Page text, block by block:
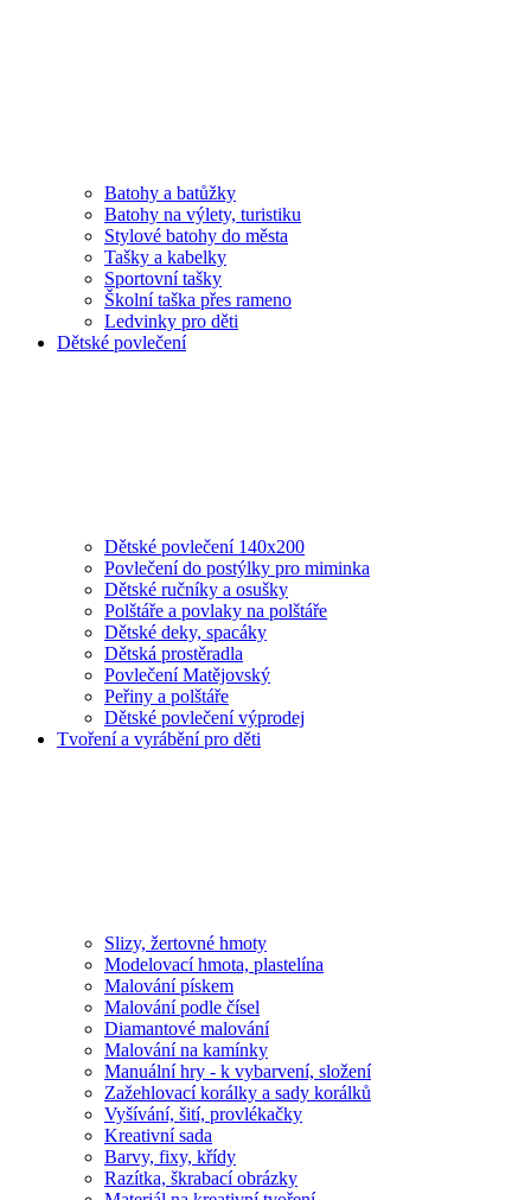
Batohy a batůžky
Batohy na výlety, turistiku
Stylové batohy do města
Tašky a kabelky
Sportovní tašky
Školní taška přes rameno
Ledvinky pro děti
Dětské povlečení
Dětské povlečení 140x200
Povlečení do postýlky pro miminka
Dětské ručníky a osušky
Polštáře a povlaky na polštáře
Dětské deky, spacáky
Dětská prostěradla
Povlečení Matějovský
Peřiny a polštáře
Dětské povlečení výprodej
Tvoření a vyrábění pro děti
Slizy, žertovné hmoty
Modelovací hmota, plastelína
Malování pískem
Malování podle čísel
Diamantové malování
Malování na kamínky
Manuální hry - k vybarvení, složení
Zažehlovací korálky a sady korálků
Vyšívání, šití, provlékačky
Kreativní sada
Barvy, fixy, křídy
Razítka, škrabací obrázky